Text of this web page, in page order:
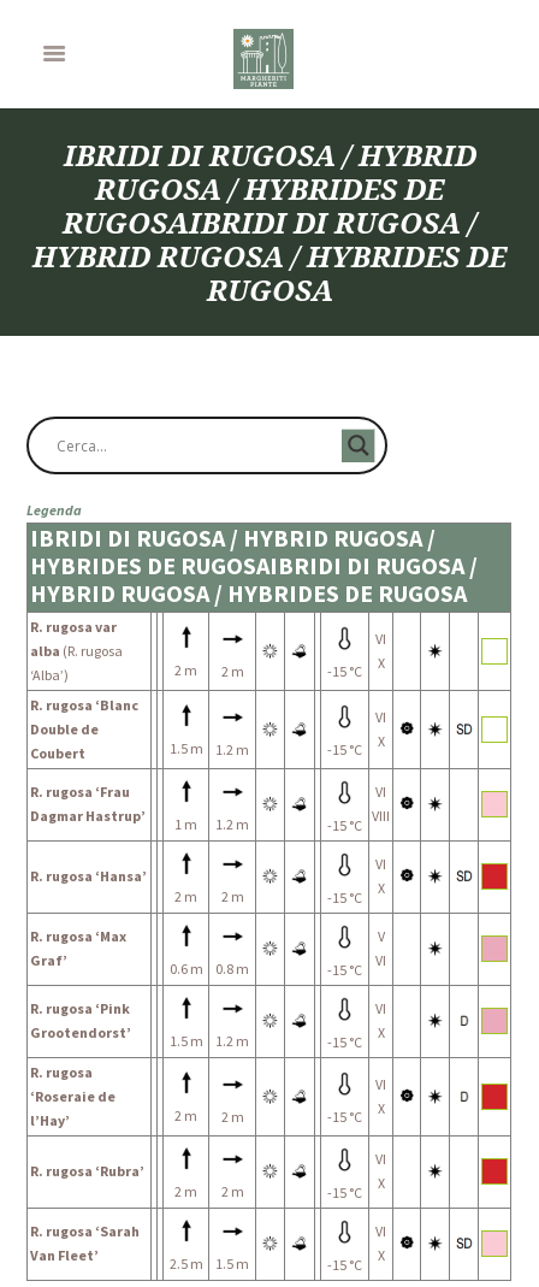
IBRIDI DI RUGOSA / HYBRID
RUGOSA / HYBRIDES DE
RUGOSAIBRIDI DI RUGOSA /
HYBRID RUGOSA / HYBRIDES DE
RUGOSA
Legenda
IBRIDI DI RUGOSA / HYBRID RUGOSA /
HYBRIDES DE RUGOSAIBRIDI DI RUGOSA /
HYBRID RUGOSA / HYBRIDES DE RUGOSA
R. rugosa var
alba (R. rugosa
‘Alba’)
2 m 2 m -15 °C
VI
X
R. rugosa ‘Blanc
Double de
Coubert
1.5 m 1.2 m -15 °C
VI
X
R. rugosa ‘Frau
Dagmar Hastrup’
1 m 1.2 m -15 °C
VI
VIII
R. rugosa ‘Hansa’
2 m
2 m -15 °C
VI
X
R. rugosa ‘Max
Graf’
0.6 m 0.8 m -15 °C
V
VI
R. rugosa ‘Pink
Grootendorst’
1.5 m 1.2 m -15 °C
VI
X
R. rugosa
‘Roseraie de
l’Hay’
2 m 2 m -15 °C
VI
X
R. rugosa ‘Rubra’
2 m
2 m -15 °C
VI
X
R. rugosa ‘Sarah
Van Fleet’
2.5 m 1.5 m -15 °C
VI
X